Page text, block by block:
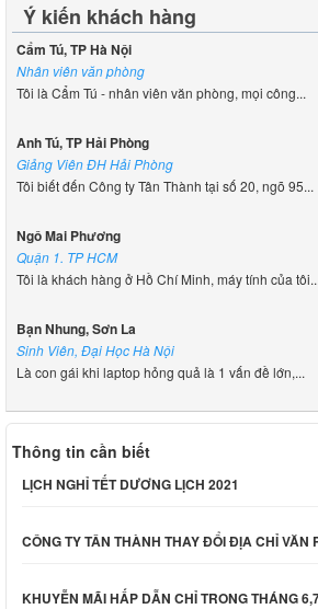
Ý kiến khách hàng
Cẩm Tú, TP Hà Nội
Nhân viên văn phòng
Tôi là Cẩm Tú - nhân viên văn phòng, mọi công...
Anh Tú, TP Hải Phòng
Giảng Viên ĐH Hải Phòng
Tôi biết đến Công ty Tân Thành tại số 20, ngõ 95...
Ngô Mai Phương
Quận 1. TP HCM
Tôi là khách hàng ở Hồ Chí Minh, máy tính của tôi...
Bạn Nhung, Sơn La
Sinh Viên, Đại Học Hà Nội
Là con gái khi laptop hỏng quả là 1 vấn đề lớn,...
Thông tin cần biết
LỊCH NGHỈ TẾT DƯƠNG LỊCH 2021
CÔNG TY TÂN THÀNH THAY ĐỔI ĐỊA CHỈ VĂN
KHUYỄN MÃI HẤP DẪN CHỈ TRONG THÁNG